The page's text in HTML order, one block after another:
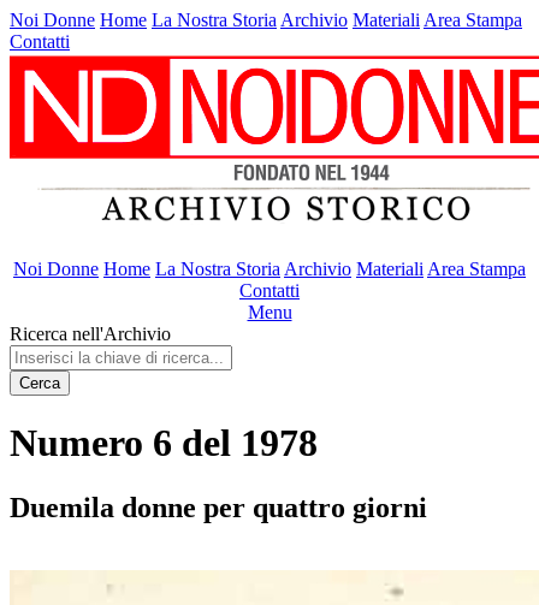
Noi Donne Home La Nostra Storia Archivio Materiali Area Stampa
Contatti
Noi Donne Home La Nostra Storia Archivio Materiali Area Stampa
Contatti
Menu
Ricerca nell'Archivio
Cerca
Numero 6 del 1978
Duemila donne per quattro giorni